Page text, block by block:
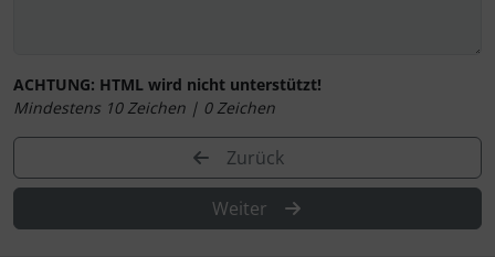
ACHTUNG: HTML wird nicht unterstützt!
Mindestens 10 Zeichen | 0Zeichen
Zurück
Weiter